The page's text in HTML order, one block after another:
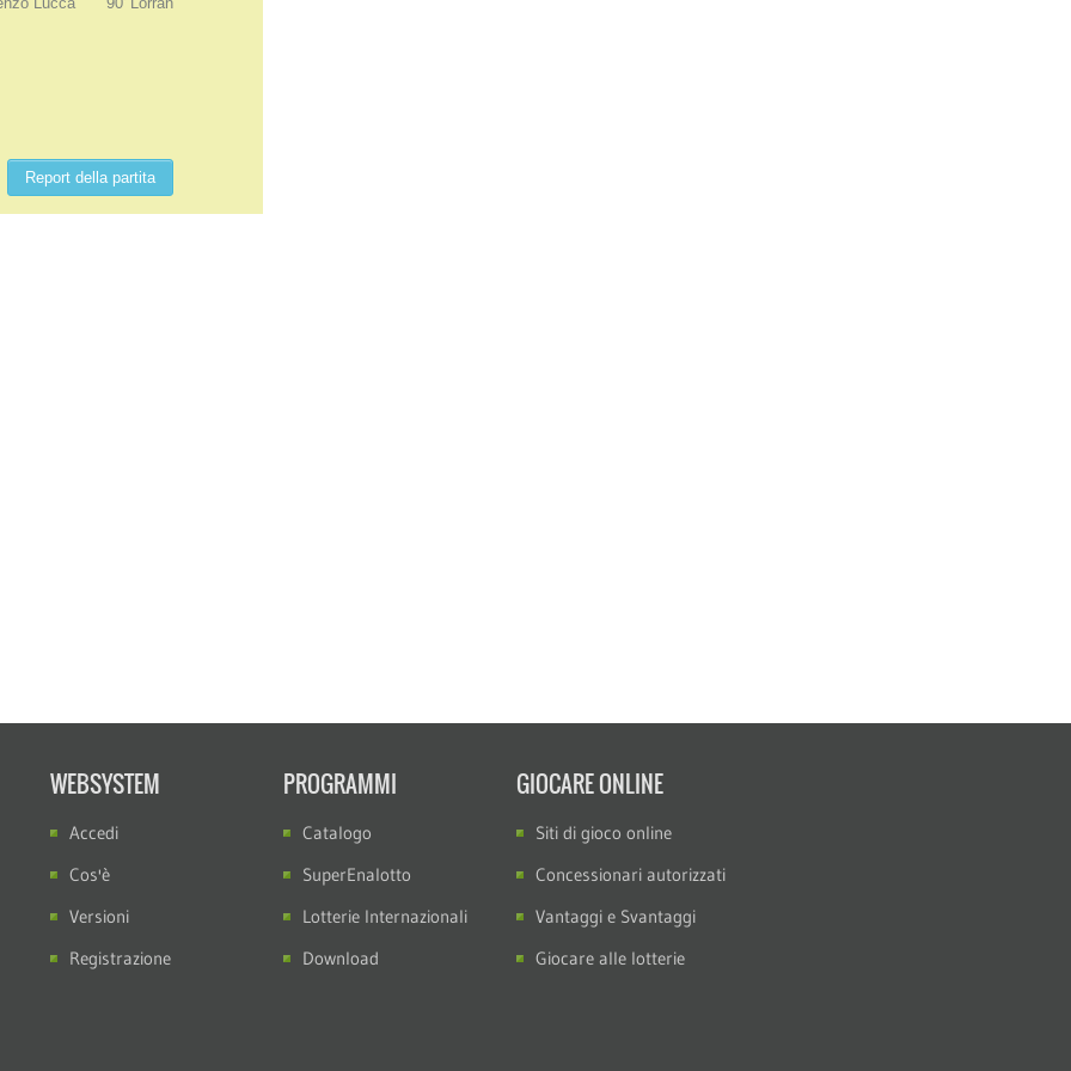
Report della partita
WEBSYSTEM
Accedi
Cos'è
Versioni
Registrazione
PROGRAMMI
Catalogo
SuperEnalotto
Lotterie Internazionali
Download
GIOCARE ONLINE
Siti di gioco online
Concessionari autorizzati
Vantaggi e Svantaggi
Giocare alle lotterie